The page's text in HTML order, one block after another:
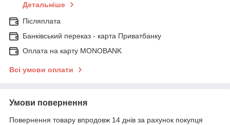
Детальніше
Післяплата
Банківський переказ - карта Приватбанку
Оплата на карту MONOBANK
Всі умови оплати
Умови повернення
Повернення товару впродовж 14 днів за рахунок покупця